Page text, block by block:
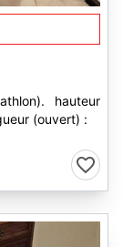
hauteur
(ouvert) :